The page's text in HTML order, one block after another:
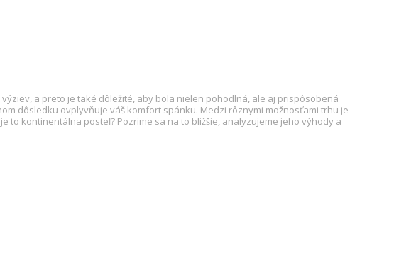
a preto je také dôležité, aby bola nielen pohodlná, ale aj prispôsobená
dôsledku ovplyvňuje váš komfort spánku. Medzi rôznymi možnosťami trhu je
to kontinentálna posteľ? Pozrime sa na to bližšie, analyzujeme jeho výhody a